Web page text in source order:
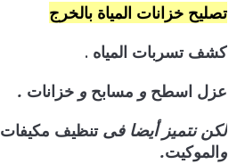
تصليح خزانات المياة بالخرج
كشف تسربات المياه .
عزل اسطح و مسابح و خزانات .
لكن نتميز أيضا فىتنظيف مكيفات
والموكيت.